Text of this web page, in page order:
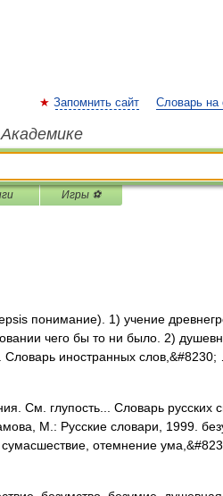
Запомнить сайт Словарь на
Игры ⚽
понимание). 1) учение
чего бы то ни было. 2)
Словарь иностранных слов,&#8230;
См. глупость... Словарь русских
М.: Русские словари, 1999.
отемнение